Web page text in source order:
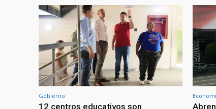
Gobierno
12 centros educativos son